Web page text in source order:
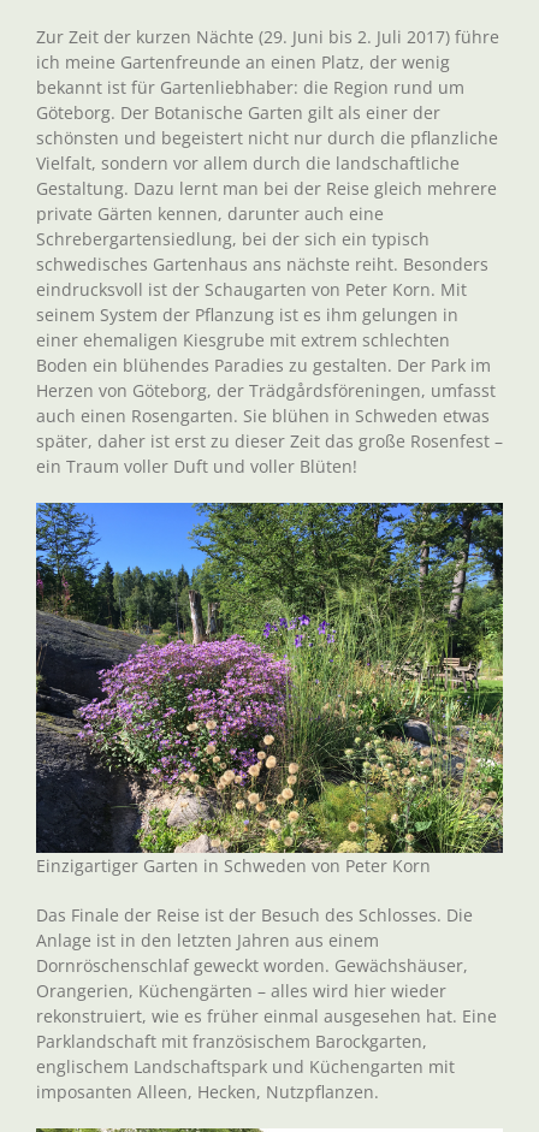
Zur Zeit der kurzen Nächte (29. Juni bis 2. Juli 2017) führe
ich meine Gartenfreunde an einen Platz, der wenig
bekannt ist für Gartenliebhaber: die Region rund um
Göteborg. Der Botanische Garten gilt als einer der
schönsten und begeistert nicht nur durch die pflanzliche
Vielfalt, sondern vor allem durch die landschaftliche
Gestaltung. Dazu lernt man bei der Reise gleich mehrere
private Gärten kennen, darunter auch eine
Schrebergartensiedlung, bei der sich ein typisch
schwedisches Gartenhaus ans nächste reiht. Besonders
eindrucksvoll ist der Schaugarten von Peter Korn. Mit
seinem System der Pflanzung ist es ihm gelungen in
einer ehemaligen Kiesgrube mit extrem schlechten
Boden ein blühendes Paradies zu gestalten. Der Park im
Herzen von Göteborg, der Trädgårdsföreningen, umfasst
auch einen Rosengarten. Sie blühen in Schweden etwas
später, daher ist erst zu dieser Zeit das große Rosenfest –
ein Traum voller Duft und voller Blüten!
Einzigartiger Garten in Schweden von Peter Korn
Das Finale der Reise ist der Besuch des Schlosses. Die
Anlage ist in den letzten Jahren aus einem
Dornröschenschlaf geweckt worden. Gewächshäuser,
Orangerien, Küchengärten – alles wird hier wieder
rekonstruiert, wie es früher einmal ausgesehen hat. Eine
Parklandschaft mit französischem Barockgarten,
englischem Landschaftspark und Küchengarten mit
imposanten Alleen, Hecken, Nutzpflanzen.